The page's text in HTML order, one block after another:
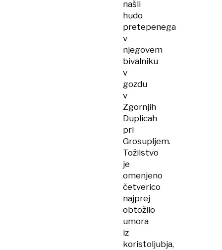
našli
hudo
pretepenega
v
njegovem
bivalniku
v
gozdu
v
Zgornjih
Duplicah
pri
Grosupljem.
Tožilstvo
je
omenjeno
četverico
najprej
obtožilo
umora
iz
koristoljubja,